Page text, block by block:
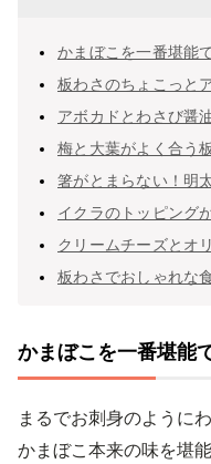
かまぼこを一番堪能
板わさのちょこっと
アボカドとわさび醤
梅と大葉がよく合う
箸がとまらない！明
イクラのトッピング
クリームチーズとオ
板わさでおしゃれな
かまぼこを一番堪能
まるでお刺身のように
かまぼこ本来の味を堪